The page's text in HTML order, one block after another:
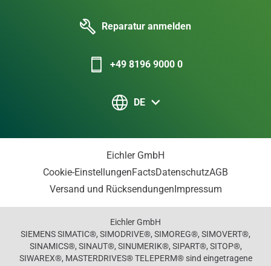
Reparatur anmelden
+49 8196 9000 0
DE
Eichler GmbH
Cookie-EinstellungenFactsDatenschutzAGB
Versand und RücksendungenImpressum
Eichler GmbH
SIEMENS SIMATIC®, SIMODRIVE®, SIMOREG®, SIMOVERT®,
SINAMICS®, SINAUT®, SINUMERIK®, SIPART®, SITOP®,
SIWAREX®, MASTERDRIVES® TELEPERM® sind eingetragene